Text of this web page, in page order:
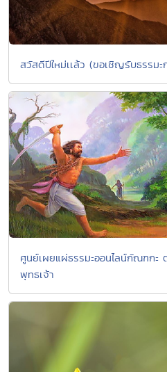
สวัสดีปีใหม่เเล้ว (ขอเชิญรับธรรมะ
ศูนย์เผยแผ่ธรรมะออนไลน์กัณฑกะ
พุทธเจ้า